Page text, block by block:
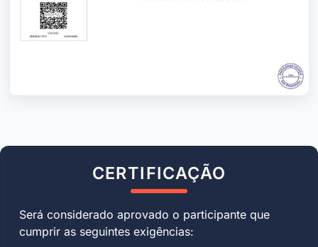
CERTIFICAÇÃO
Será considerado aprovado o participante que
cumprir as seguintes exigências: